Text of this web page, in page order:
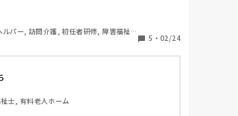
ので仕事始まるまでなにかしたいなっ
.)"
ルパー, 訪問介護, 初任者研修, 障害福祉関
5 ・ 02/24
士, 有料老人ホーム